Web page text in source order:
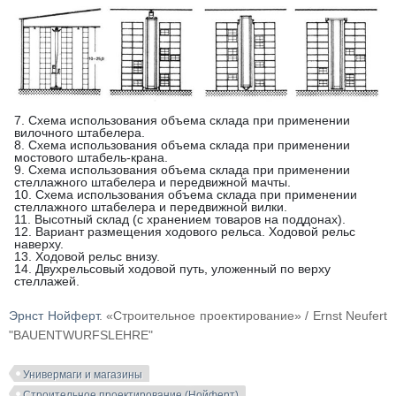
7. Схема использования объема склада при применении
вилочного штабелера.
8. Схема использования объема склада при применении
мостового штабель-крана.
9. Схема использования объема склада при применении
стеллажного штабелера и передвижной мачты.
10. Схема использования объема склада при применении
стеллажного штабелера и передвижной вилки.
11. Высотный склад (с хранением товаров на поддонах).
12. Вариант размещения ходового рельса. Ходовой рельс
наверху.
13. Ходовой рельс внизу.
14. Двухрельсовый ходовой путь, уложенный по верху
стеллажей.
Эрнст Нойферт. «Строительное проектирование» / Ernst Neufert
"BAUENTWURFSLEHRE"
Универмаги и магазины